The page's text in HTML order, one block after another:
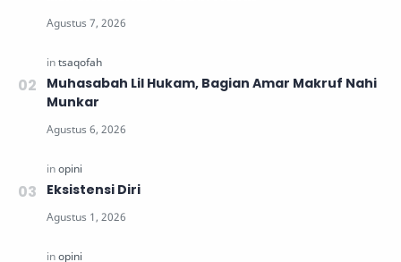
Muhasabah Lil Hukam, Bagian Amar Makruf Nahi
Munkar
Eksistensi Diri